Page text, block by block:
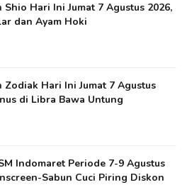
Shio Hari Ini Jumat 7 Agustus 2026,
dan Ayam Hoki
Zodiak Hari Ini Jumat 7 Agustus
di Libra Bawa Untung
Indomaret Periode 7-9 Agustus
Sabun Cuci Piring Diskon